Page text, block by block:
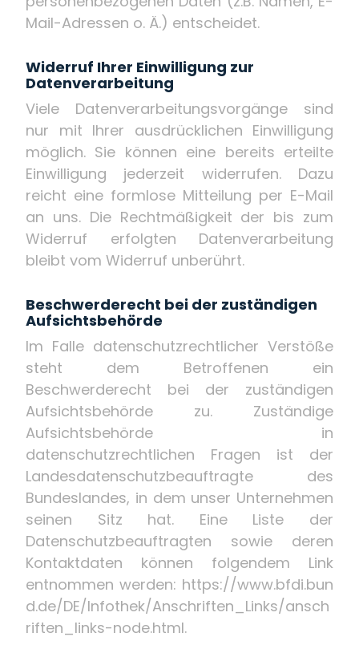
Mail-Adressen o. Ä.) entscheidet.
Widerruf Ihrer Einwilligung zur
Datenverarbeitung
Viele Datenverarbeitungsvorgänge sind
nur mit Ihrer ausdrücklichen Einwilligung
möglich. Sie können eine bereits erteilte
Einwilligung jederzeit widerrufen. Dazu
reicht eine formlose Mitteilung per E-Mail
an uns. Die Rechtmäßigkeit der bis zum
Widerruf erfolgten Datenverarbeitung
bleibt vom Widerruf unberührt.
Beschwerderecht bei der zuständigen
Aufsichtsbehörde
Im Falle datenschutzrechtlicher Verstöße
steht dem Betroffenen ein
Beschwerderecht bei der zuständigen
Aufsichtsbehörde zu. Zuständige
Aufsichtsbehörde in
datenschutzrechtlichen Fragen ist der
Landesdatenschutzbeauftragte des
Bundeslandes, in dem unser Unternehmen
seinen Sitz hat. Eine Liste der
Datenschutzbeauftragten sowie deren
Kontaktdaten können folgendem Link
entnommen werden: https://www.bfdi.bun
d.de/DE/Infothek/Anschriften_Links/ansch
riften_links-node.html.